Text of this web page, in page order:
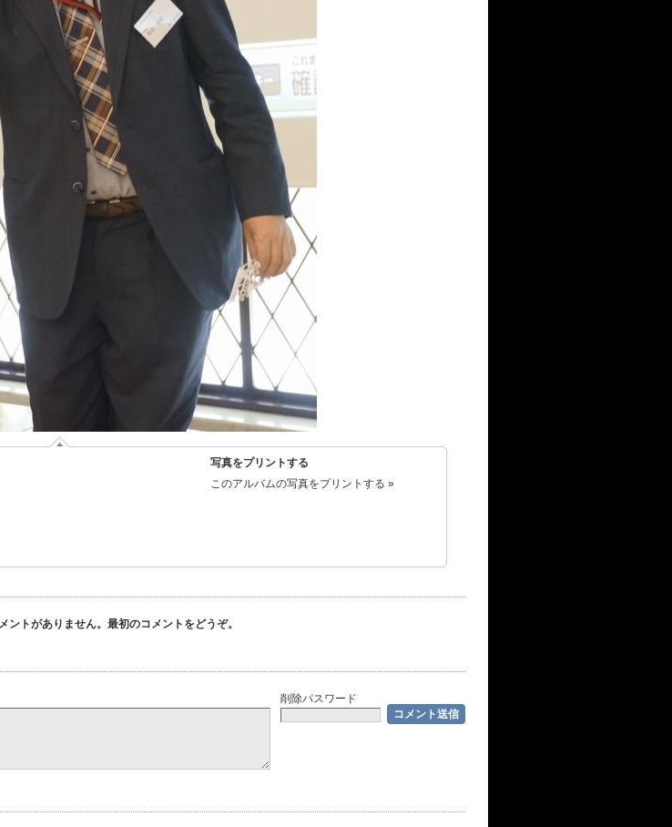
写真をプリントする
このアルバムの写真をプリントする »
ントがありません。最初のコメントをどうぞ。
削除パスワード